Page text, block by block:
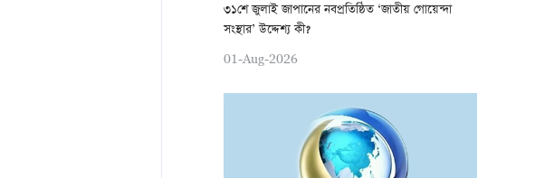
৩১শে জুলাই জাপানের নবপ্রতিষ্ঠিত ‘জাতীয় গোয়েন্দা
সংস্থার’ উদ্দেশ্য কী?
01-Aug-2026